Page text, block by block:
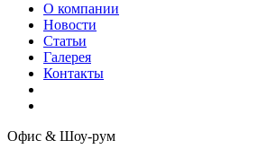
О компании
Новости
Статьи
Галерея
Контакты
Офис & Шоу-рум